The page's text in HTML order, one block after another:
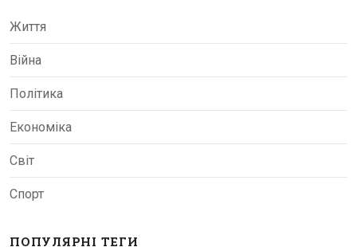
Життя
Війна
Політика
Економіка
Світ
Спорт
ПОПУЛЯРНІ ТЕГИ